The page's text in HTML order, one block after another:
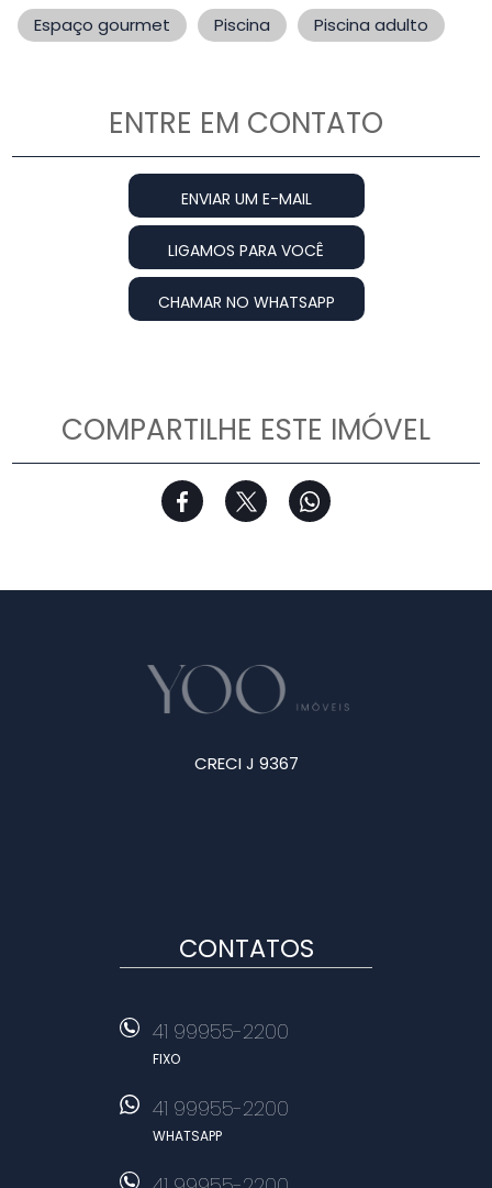
Espaço gourmet Piscina Piscina adulto
ENTRE EM CONTATO
ENVIAR UM E-MAIL
LIGAMOS PARA VOCÊ
CHAMAR NO WHATSAPP
COMPARTILHE ESTE IMÓVEL
CRECI J 9367
CONTATOS
41 99955-2200
FIXO
41 99955-2200
WHATSAPP